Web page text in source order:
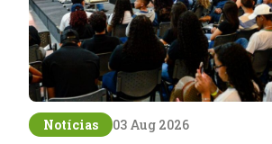
Notícias 03 Aug 2026